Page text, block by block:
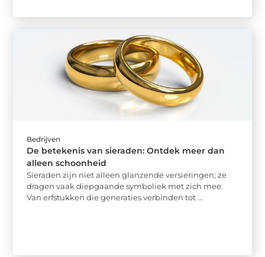
Bedrijven
De betekenis van sieraden: Ontdek meer dan
alleen schoonheid
Sieraden zijn niet alleen glanzende versieringen; ze
dragen vaak diepgaande symboliek met zich mee.
Van erfstukken die generaties verbinden tot ...